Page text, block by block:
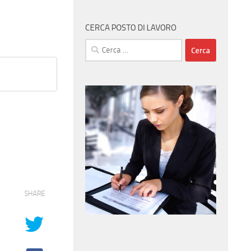
SHARE
CERCA POSTO DI LAVORO
Ricerca
per: